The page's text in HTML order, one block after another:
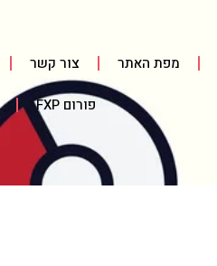
מפת האתר צור קשר
פורום FXP